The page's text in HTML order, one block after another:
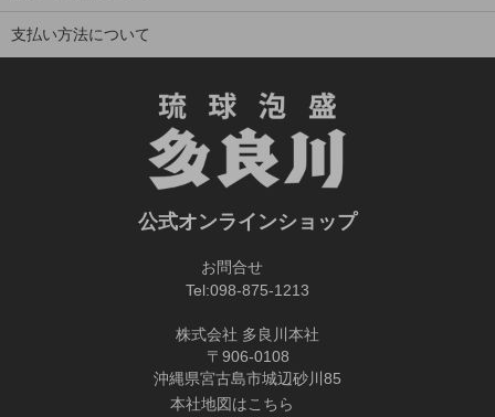
支払い方法について
公式オンラインショップ
お問合せ
Tel:098-875-1213
株式会社 多良川本社
〒906-0108
沖縄県宮古島市城辺砂川85
本社地図はこちら